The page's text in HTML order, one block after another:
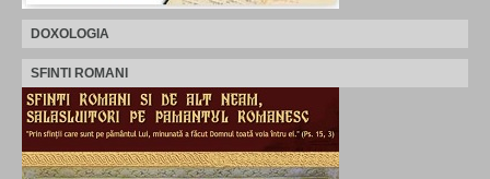
DOXOLOGIA
SFINTI ROMANI